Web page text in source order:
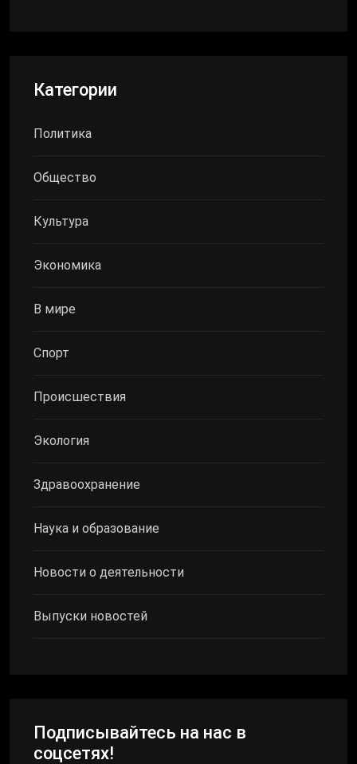
Категории
Политика
Общество
Культура
Экономика
В мире
Спорт
Происшествия
Экология
Здравоохранение
Наука и образование
Новости о деятельности
Выпуски новостей
Подписывайтесь на нас в
соцсетях!